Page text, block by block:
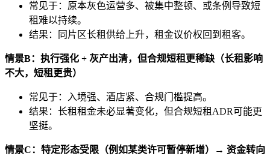
常见于：原本灰色运营多、被集中整顿、或条例导致短
租难以持续。
结果：同片区长租供给上升，租金议价权回到租客。
情景B：执行强化 + 灰产出清，但合规短租更稀缺（长租影响
不大，短租更贵）
常见于：入境强、酒店紧、合规门槛提高。
结果：长租租金未必显著变化，但合规短租ADR可能更
坚挺。
情景C：特定形态受限（例如某类许可暂停新增）→ 资金转向